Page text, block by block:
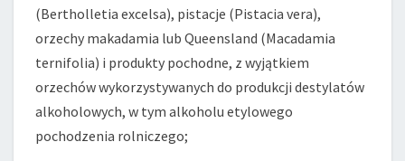
(Bertholletia excelsa), pistacje (Pistacia vera),
orzechy makadamia lub Queensland (Macadamia
ternifolia) i produkty pochodne, z wyjątkiem
orzechów wykorzystywanych do produkcji destylatów
alkoholowych, w tym alkoholu etylowego
pochodzenia rolniczego;